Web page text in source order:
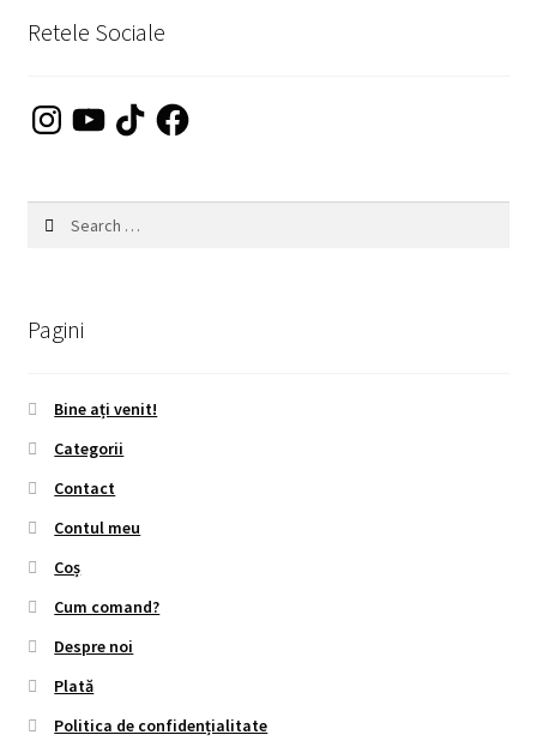
Retele Sociale
InstagramYouTubeTikTokFacebook
Pagini
Bine ați venit!
Categorii
Contact
Contul meu
Coș
Cum comand?
Despre noi
Plată
Politica de confidențialitate